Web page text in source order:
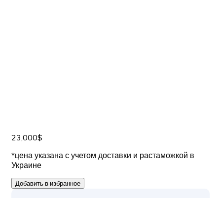
23,000$
*цена указана с учетом доставки и растаможкой в
Украине
Добавить в избранное